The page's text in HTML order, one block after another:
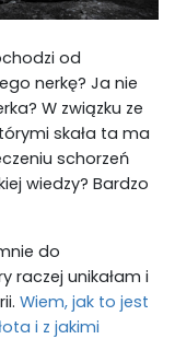
od
nerkę? Ja nie
W związku ze
skała ta ma
schorzeń
wiedzy? Bardzo
do
raczej unikałam i
Wiem, jak to jest
i z jakimi